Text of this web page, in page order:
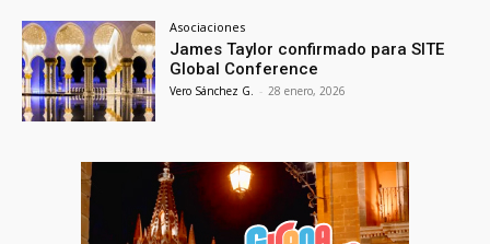
Asociaciones
James Taylor confirmado para SITE
Global Conference
Vero Sánchez G. - 28 enero, 2026